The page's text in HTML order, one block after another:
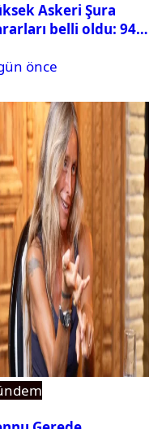
Askeri Şura
belli oldu: 94
önce